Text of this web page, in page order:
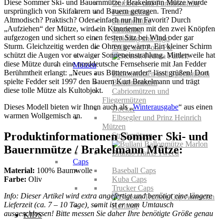
Outdoor- und Funktionshüte
Panamahüte
Sommerhüte
Strohhüte
Trekking und Jagd
Trilby und Pork Pie
Mützen
Ballonmützen und Sportmützen
Baskenmützen
Cabriomützen und
Fliegermützen
Docker
Elbsegler und Prinz Heinrich
Mützen
Strickmützen
Caps
Baseball Caps
Kuba Caps
Trucker Caps
KIDS
Diese Sommer Ski- und Bauernmütze / Brakelmann Mütze wurde
ursprünglich von Skifahrern und Bauern getragen. Trend?
Altmodisch? Praktisch? Oder einfach nur Ihr Favorit? Durch
„Aufziehen“ der Mütze, wird ein Kinnriemen mit den zwei Knöpfen
aufgezogen und sichert so einen festen Sitz bei Wind oder gar
Sturm. Gleichzeitig werden die Ohren gewärmt. Ein kleiner Schirm
schützt die Augen vor etwaiger Sonneneinstrahlung. Mittlerweile hat
diese Mütze durch eine norddeutsche Fernsehserie mit Jan Fedder
Berühmtheit erlangt: „Neues aus Büttenwarder“ lässt grüßen! Dort
spielte Fedder seit 1997 den Bauern Kurt Brakelmann und trägt
diese tolle Mütze als Kultobjekt.
Dieses Modell bieten wir Ihnen auch als „Winterausgabe“ aus einen
warmen Wollgemisch an.
Produktinformationen Sommer Ski- und
Bauernmütze / Brakelmann Mütze:
Material: 100% Baumwolle
Farbe: Oliv
Info: Dieser Artikel wird extra angefertigt und benötigt eine längere
Lieferzeit (ca. 7 – 10 Tage), somit ist er vom Umtausch
ausgeschlossen! Bitte messen Sie daher Ihre benötigte Größe genau